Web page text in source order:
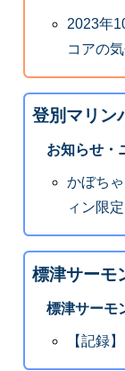
2023年
コアの
登別マリン
お知らせ・
かぼち
ィン限
標津サーモ
標津サーモ
【記録